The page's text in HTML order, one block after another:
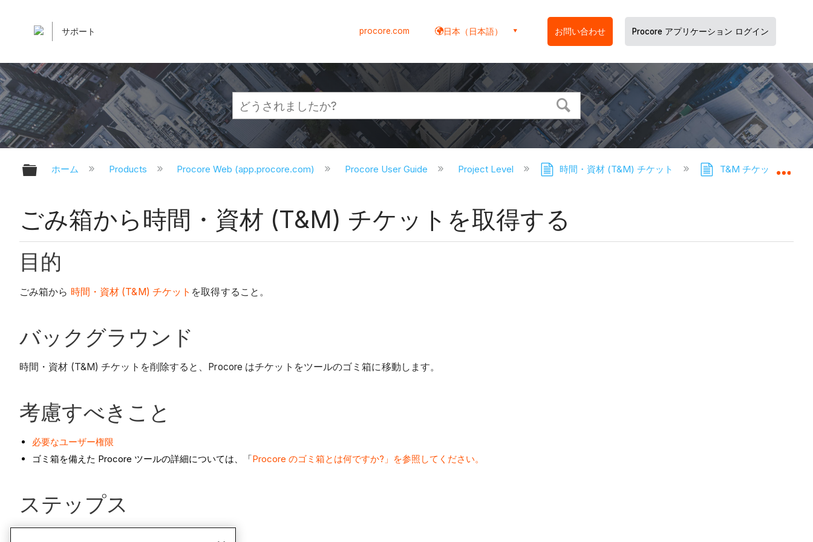
サポート procore.com 日本（日本語） お問い合わせ Procore アプリケーション ログイン
グローバル階層を展開/折りたたむ
ホーム Products Procore Web (app.procore.com) Procore User Guide Project Level 時間・資材 (T&M) チケット T&M チケット - チュ
ごみ箱から時間・資材 (T&M) チケットを取得する
目的
ごみ箱から 時間・資材 (T&M) チケット を取得すること。
バックグラウンド
時間・資材 (T&M) チケットを削除すると、Procore はチケットをツールのゴミ箱に移動します。
考慮すべきこと
必要なユーザー権限
ゴミ箱を備えた Procore ツールの詳細については、「Procore のゴミ箱とは何ですか?」を参照してください。
ステップス